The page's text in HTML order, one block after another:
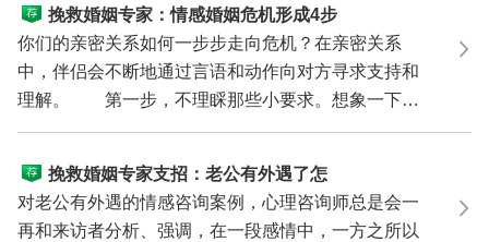
挽救婚姻专家：情感婚姻危机形成4步
曲
你们的亲密关系如何一步步走向危机？在亲密关系
中，伴侣会不断地通过言语和动作向对方寻求支持和
理解。 第一步，不理睬那些小要求。想象一下亨
利正窝在最...
挽救婚姻专家支招：老公有外遇了怎
么办?
对老公有外遇的情感咨询案例，心理咨询师总是会一
再和来访者分析、强调，在一段感情中，一方之所以